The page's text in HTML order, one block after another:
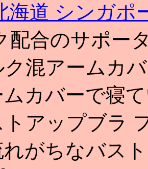
海道 シンガポ
配合のサポー
混アームカ
カバーで寝
アップブラ
れがちなバス